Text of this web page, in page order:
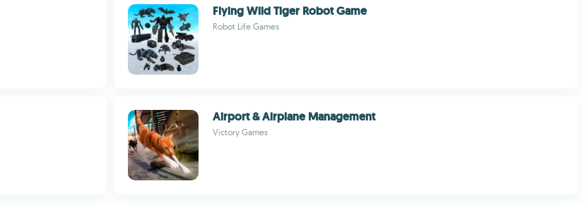
Flying Wild Tiger Robot Game
Robot Life Games
Airport & Airplane Management
Victory Games